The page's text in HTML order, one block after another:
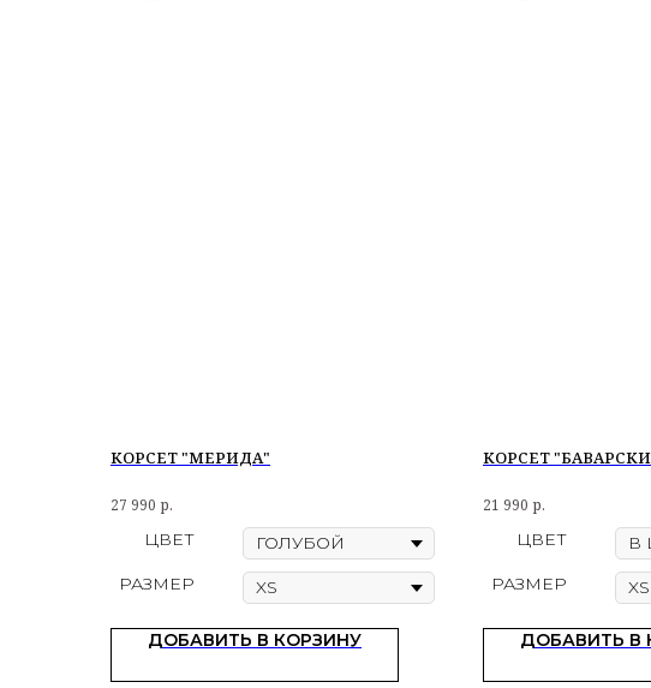
КОРСЕТ "МЕРИДА"
27 990 р.
ЦВЕТ
РАЗМЕР
ДОБАВИТЬ В КОРЗИНУ
КОРСЕТ
21 990 р.
ЦВЕТ
РАЗМЕР
ДОБАВИТЬ В